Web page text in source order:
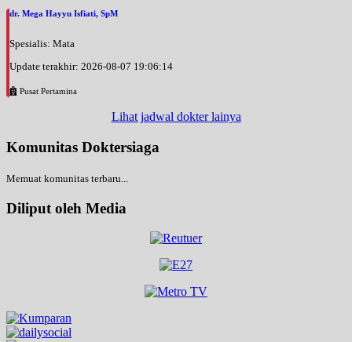
dr. Mega Hayyu Isfiati, SpM
Spesialis: Mata
Update terakhir: 2026-08-07 19:06:14
Pusat Pertamina
Lihat jadwal dokter lainya
Komunitas Doktersiaga
Memuat komunitas terbaru...
Diliput oleh Media